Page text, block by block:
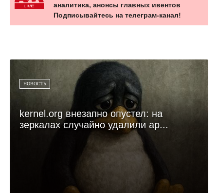
аналитика, анонсы главных ивентов
Подписывайтесь на телеграм-канал!
НОВОСТЬ
kernel.org внезапно опустел: на
зеркалах случайно удалили ар...